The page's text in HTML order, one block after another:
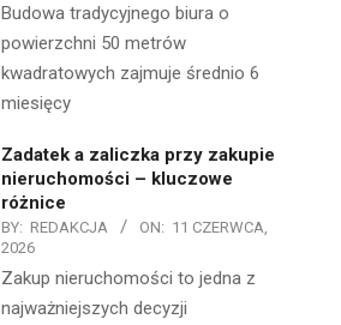
Budowa tradycyjnego biura o
powierzchni 50 metrów
kwadratowych zajmuje średnio 6
miesięcy
Zadatek a zaliczka przy zakupie
nieruchomości – kluczowe
różnice
BY: REDAKCJA ON: 11 CZERWCA,
2026
Zakup nieruchomości to jedna z
najważniejszych decyzji